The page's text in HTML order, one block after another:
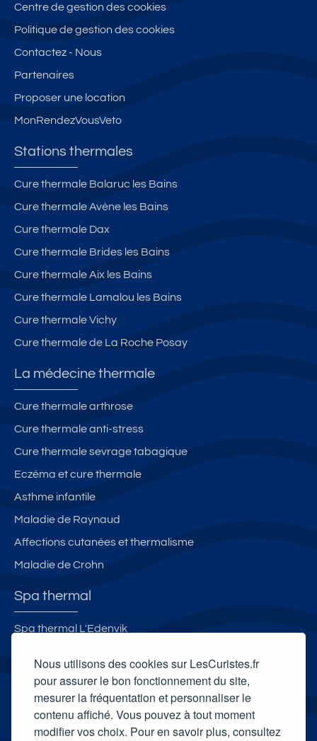
Nous utilisons des cookies sur LesCuristes.fr
pour assurer le bon fonctionnement du site,
mesurer la fréquentation et personnaliser le
contenu affiché. Vous pouvez à tout moment
modifier vos choix. Pour en savoir plus, consultez
Centre de gestion des cookies
Politique de gestion des cookies
Contactez - Nous
Partenaires
Proposer une location
MonRendezVousVeto
Stations thermales
Cure thermale Balaruc les Bains
Cure thermale Avène les Bains
Cure thermale Dax
Cure thermale Brides les Bains
Cure thermale Aix les Bains
Cure thermale Lamalou les Bains
Cure thermale Vichy
Cure thermale de La Roche Posay
La médecine thermale
Cure thermale arthrose
Cure thermale anti-stress
Cure thermale sevrage tabagique
Eczéma et cure thermale
Asthme infantile
Maladie de Raynaud
Affections cutanées et thermalisme
Maladie de Crohn
Spa thermal
Spa thermal L'Edenvik
Spa thermal Les Bains du Couloubret
Carte cadeau spa Vichy